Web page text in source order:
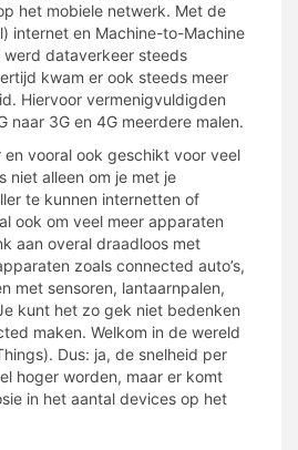
het mobiele netwerk. Met de
internet en Machine-to-Machine
werd dataverkeer steeds
kwam er ook steeds meer
Hiervoor vermenigvuldigden
naar 3G en 4G meerdere malen.
en vooral ook geschikt voor veel
niet alleen om je met je
te kunnen internetten of
ook om veel meer apparaten
aan overal draadloos met
zoals connected auto’s,
met sensoren, lantaarnpalen,
kunt het zo gek niet bedenken
maken. Welkom in de wereld
Dus: ja, de snelheid per
hoger worden, maar er komt
in het aantal devices op het